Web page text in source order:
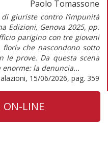
Paolo Tomassone
di giuriste contro l’impunità
Edizioni, Genova 2025, pp.
parigino con tre giovani
che nascondono sotto
le prove. Da questa scena
la denuncia...
15/06/2026, pag. 359
LINE